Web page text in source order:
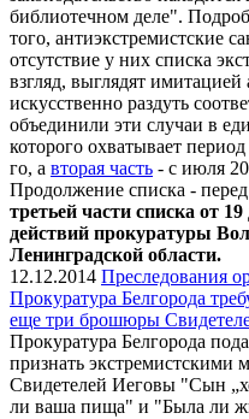
библиотечном деле".
того, антиэкстремистские
отсутствие у них списка
взгляд, выглядят
искусственно раздуть
объединили эти случаи в
которого охватывает
го, а вторая часть - с июля
Продолжение списка -
третьей части списка от
действий прокуратуры
Ленинградской области.
12.12.2014 Преследования
Прокуратура Белгорода
еще три брошюры
Прокуратура Белгорода
признать
Свидетелей Иеговы "Сын
ли ваша пища" и "Была ли